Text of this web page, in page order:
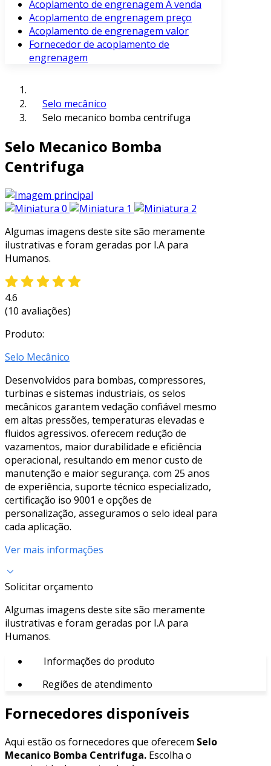
Acoplamento de engrenagem À venda
Acoplamento de engrenagem preço
Acoplamento de engrenagem valor
Fornecedor de acoplamento de
engrenagem
Selo mecânico
Selo mecanico bomba centrifuga
Selo Mecanico Bomba
Centrifuga
Algumas imagens deste site são meramente
ilustrativas e foram geradas por I.A para
Humanos.
4.6
(10 avaliações)
Produto:
Selo Mecânico
Desenvolvidos para bombas, compressores,
turbinas e sistemas industriais, os selos
mecânicos garantem vedação confiável mesmo
em altas pressões, temperaturas elevadas e
fluidos agressivos. oferecem redução de
vazamentos, maior durabilidade e eficiência
operacional, resultando em menor custo de
manutenção e maior segurança. com 25 anos
de experiência, suporte técnico especializado,
certificação iso 9001 e opções de
personalização, asseguramos o selo ideal para
cada aplicação.
Ver mais informações
Solicitar orçamento
Algumas imagens deste site são meramente
ilustrativas e foram geradas por I.A para
Humanos.
Informações do produto
Regiões de atendimento
Fornecedores disponíveis
Aqui estão os fornecedores que oferecem Selo
Mecanico Bomba Centrifuga. Escolha o